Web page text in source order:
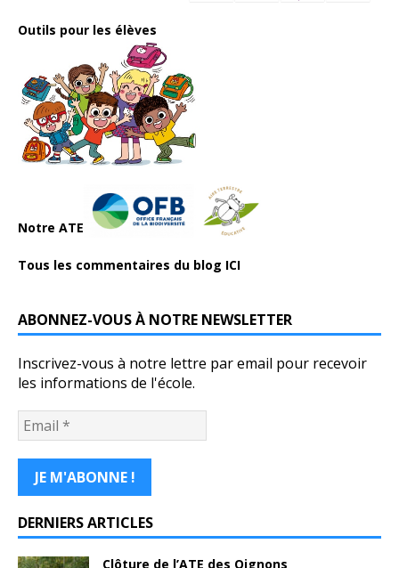
Outils pour les élèves
Notre ATE
Tous les commentaires du blog ICI
ABONNEZ-VOUS À NOTRE NEWSLETTER
Inscrivez-vous à notre lettre par email pour recevoir
les informations de l'école.
DERNIERS ARTICLES
Clôture de l’ATE des Oignons